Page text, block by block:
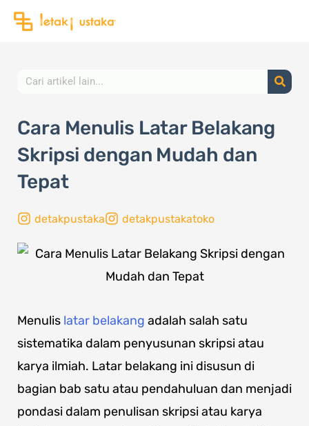
Lewati
Search
Cara Menulis Latar Belakang
Skripsi dengan Mudah dan
Tepat
detakpustaka detakpustakatoko
Menulis latar belakang adalah salah satu
sistematika dalam penyusunan skripsi atau
karya ilmiah. Latar belakang ini disusun di
bagian bab satu atau pendahuluan dan menjadi
pondasi dalam penulisan skripsi atau karya